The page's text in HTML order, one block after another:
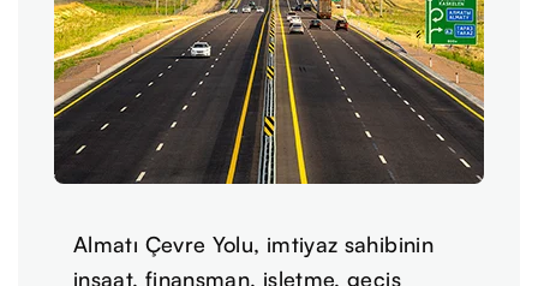
Almatı Çevre Yolu, imtiyaz sahibinin
inşaat, finansman, işletme, geçiş